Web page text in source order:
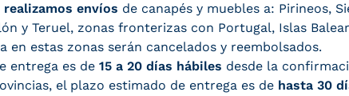
realizamos envíos de canapés y muebles a: Pirineos,
y Teruel, zonas fronterizas con Portugal, Islas
estas zonas serán cancelados y reembolsados.
entrega es de 15 a 20 días hábiles desde la
el plazo estimado de entrega es de hasta 30